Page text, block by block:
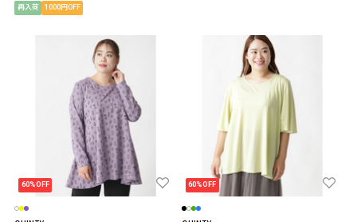
再入荷 1000円OFF
60%OFF 60%OFF